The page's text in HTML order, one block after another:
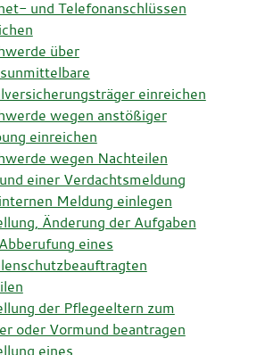
und Telefonanschlüssen
über
einreichen
wegen anstößiger
einreichen
wegen Nachteilen
einer Verdachtsmeldung
Meldung einlegen
Änderung der Aufgaben
eines
der Pflegeeltern zum
oder Vormund beantragen
eines